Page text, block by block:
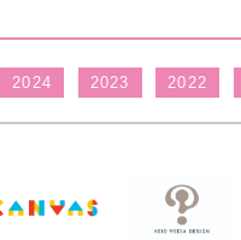
2024 2023 2022